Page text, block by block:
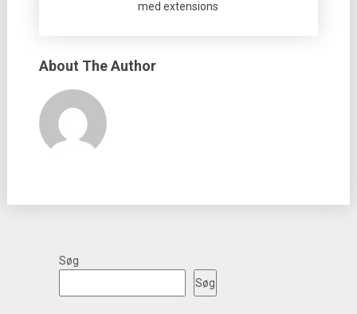
med extensions
About The Author
Søg
Søg